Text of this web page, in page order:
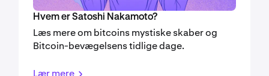
Hvem er Satoshi Nakamoto?
Læs mere om bitcoins mystiske skaber og
Bitcoin-bevægelsens tidlige dage.
Lær mere